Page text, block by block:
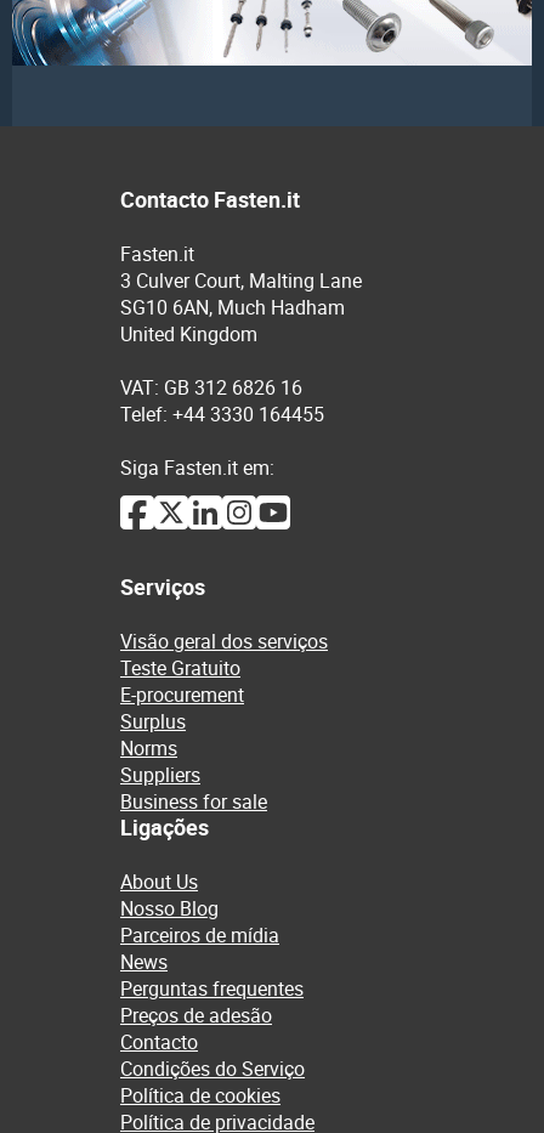
Contacto Fasten.it
Fasten.it
3 Culver Court, Malting Lane
SG10 6AN, Much Hadham
United Kingdom
VAT: GB 312 6826 16
Telef: +44 3330 164455
Siga Fasten.it em:
Serviços
Visão geral dos serviços
Teste Gratuito
E-procurement
Surplus
Norms
Suppliers
Business for sale
Ligações
About Us
Nosso Blog
Parceiros de mídia
News
Perguntas frequentes
Preços de adesão
Contacto
Condições do Serviço
Política de cookies
Política de privacidade